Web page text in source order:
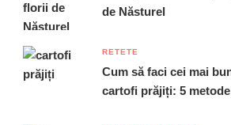
de Năsturel
RETETE
Cum să faci cei mai
cartofi prăjiți: 5